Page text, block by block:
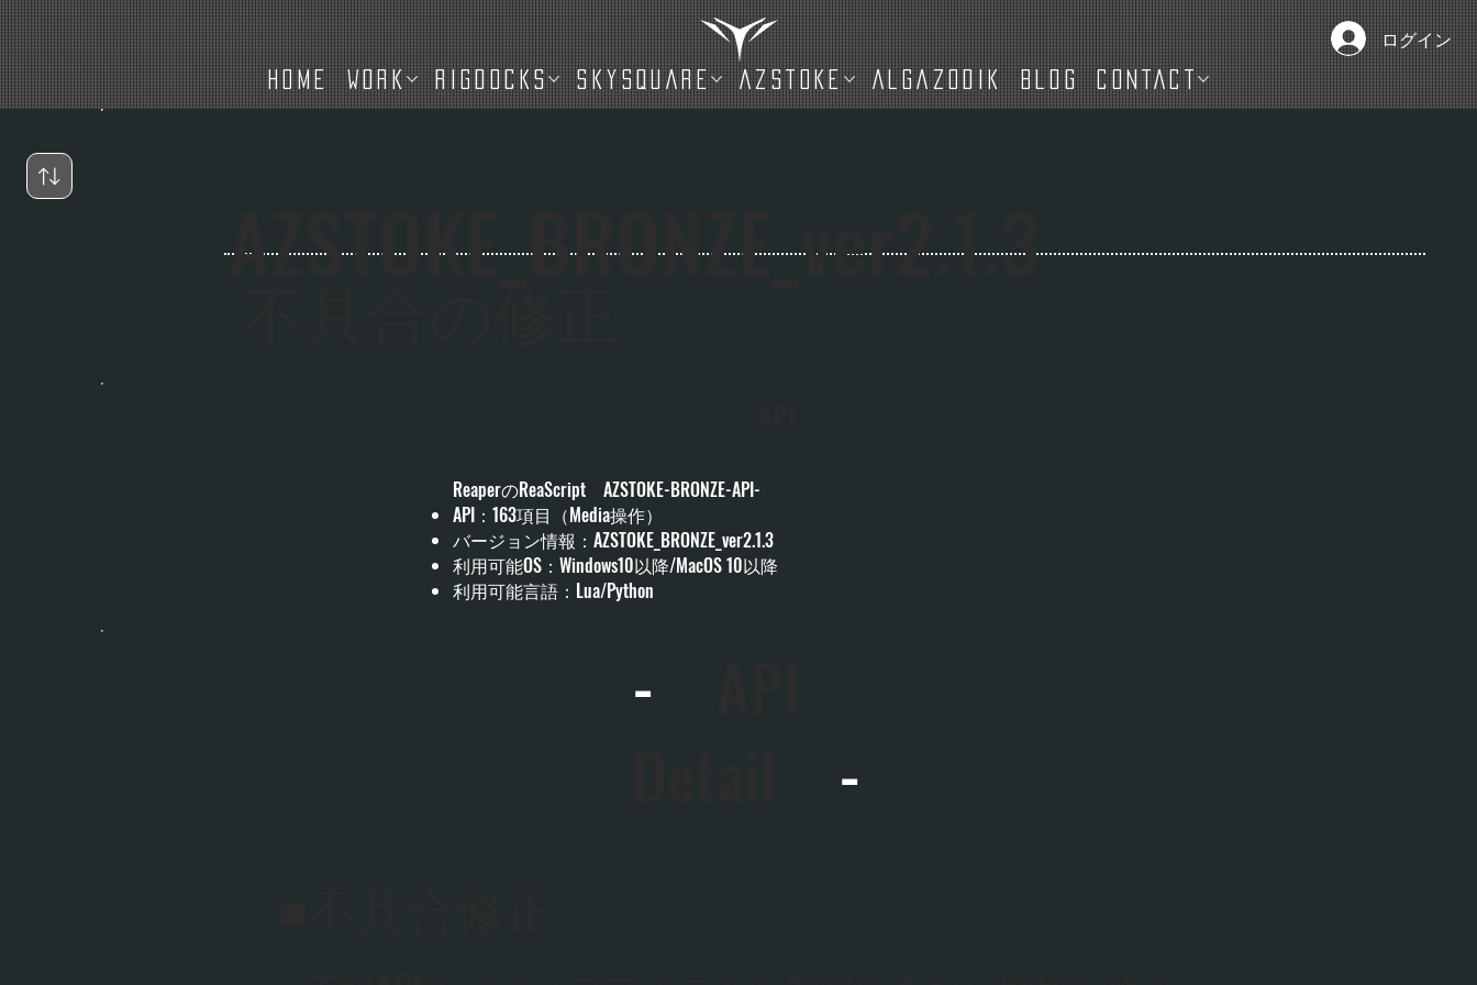
ログイン
HOME WORK RIGDOCKS SKYSQUARE AZSTOKE ALGAZODIK Blog CONTACT
ReaperのReaScript AZSTOKE-BRONZE-API-
API：163項目（Media操作）
バージョン情報：AZSTOKE_BRONZE_ver2.1.3
利用可能OS：Windows10以降/MacOS 10以降
利用可能言語：Lua/Python
AZSTOKE_BRONZE_ver2.1.3
-
-